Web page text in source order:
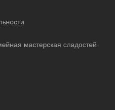
мастерская сладостей